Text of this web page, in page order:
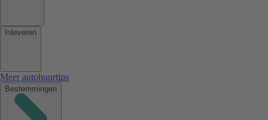
Inleveren
Meer autohuurtips
Bestemmingen